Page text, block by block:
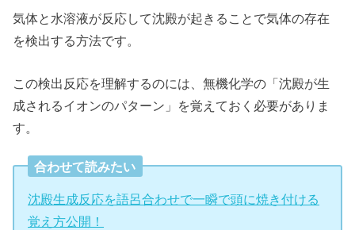
気体と水溶液が反応して沈殿が起きることで気体の存在
を検出する方法です。
この検出反応を理解するのには、無機化学の「沈殿が生
成されるイオンのパターン」を覚えておく必要がありま
す。
合わせて読みたい
沈殿生成反応を語呂合わせで一瞬で頭に焼き付ける
覚え方公開！